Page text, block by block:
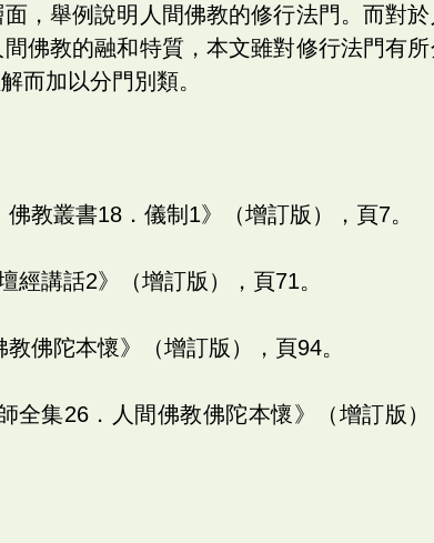
，舉例說明人間佛教的修行法門。而對於
佛教的融和特質，本文雖對修行法門有所
而加以分門別類。
教叢書18．儀制1》（增訂版），頁7。
講話2》（增訂版），頁71。
佛陀本懷》（增訂版），頁94。
集26．人間佛教佛陀本懷》（增訂版）